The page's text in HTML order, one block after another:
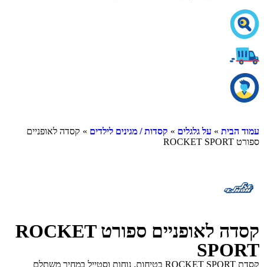
עמוד הבית » על גלגלים » קסדות / מגינים לילדים » קסדה לאופניים
ספורט ROCKET SPORT
קסדה לאופניים ספורט ROCKET
SPORT
קסדת ROCKET SPORT בטיחות, נוחות וסטייל במחיר משתלם